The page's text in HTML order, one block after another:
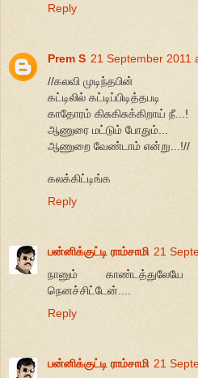
Reply
Prem S 21 September 2011
//கலவி முடிந்தபின்
கட்டிலில் கட்டிப்பிடித்தபடி
காதோரம் கிசுகிசுக்கிறாய் நீ...!
ஆணுரை மட்டும் போதும்...
ஆணுறை வேண்டாம் என்று...!//
கலக்கிட்டிங்க
Reply
பன்னிக்குட்டி ராம்சாமி 21
நானும்
நெனச்சிட்டேன்....
Reply
பன்னிக்குட்டி ராம்சாமி 21